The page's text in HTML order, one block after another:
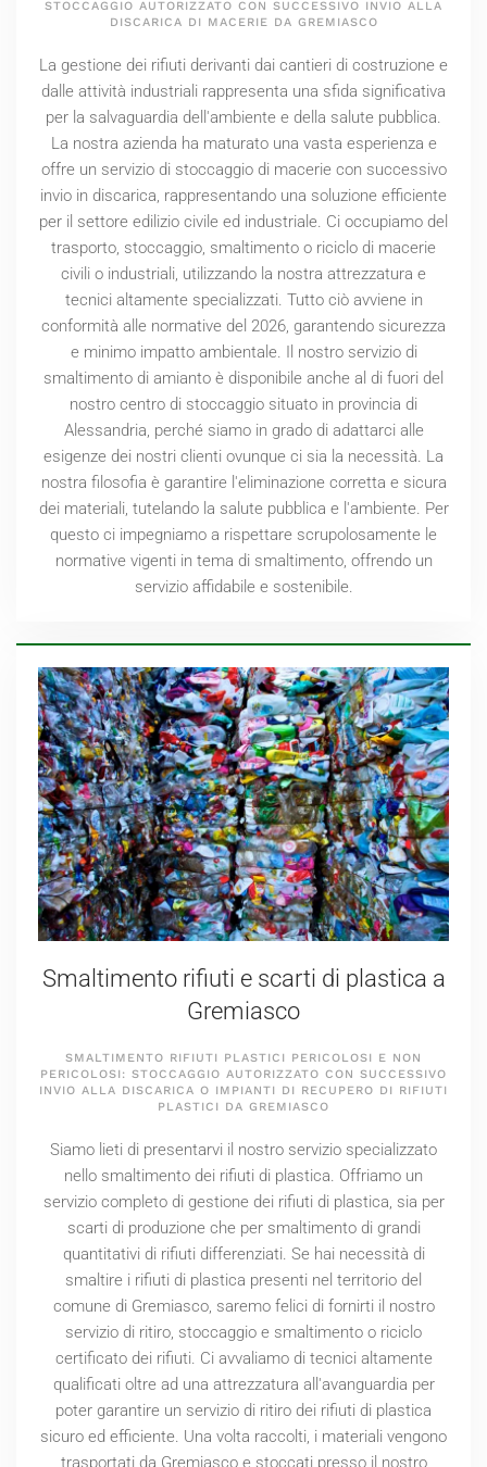
STOCCAGGIO AUTORIZZATO CON SUCCESSIVO INVIO ALLA
DISCARICA DI MACERIE DA GREMIASCO
La gestione dei rifiuti derivanti dai cantieri di costruzione e
dalle attività industriali rappresenta una sfida significativa
per la salvaguardia dell'ambiente e della salute pubblica.
La nostra azienda ha maturato una vasta esperienza e
offre un servizio di stoccaggio di macerie con successivo
invio in discarica, rappresentando una soluzione efficiente
per il settore edilizio civile ed industriale. Ci occupiamo del
trasporto, stoccaggio, smaltimento o riciclo di macerie
civili o industriali, utilizzando la nostra attrezzatura e
tecnici altamente specializzati. Tutto ciò avviene in
conformità alle normative del 2026, garantendo sicurezza
e minimo impatto ambientale. Il nostro servizio di
smaltimento di amianto è disponibile anche al di fuori del
nostro centro di stoccaggio situato in provincia di
Alessandria, perché siamo in grado di adattarci alle
esigenze dei nostri clienti ovunque ci sia la necessità. La
nostra filosofia è garantire l'eliminazione corretta e sicura
dei materiali, tutelando la salute pubblica e l'ambiente. Per
questo ci impegniamo a rispettare scrupolosamente le
normative vigenti in tema di smaltimento, offrendo un
servizio affidabile e sostenibile.
Smaltimento rifiuti e scarti di plastica a
Gremiasco
SMALTIMENTO RIFIUTI PLASTICI PERICOLOSI E NON
PERICOLOSI: STOCCAGGIO AUTORIZZATO CON SUCCESSIVO
INVIO ALLA DISCARICA O IMPIANTI DI RECUPERO DI RIFIUTI
PLASTICI DA GREMIASCO
Siamo lieti di presentarvi il nostro servizio specializzato
nello smaltimento dei rifiuti di plastica. Offriamo un
servizio completo di gestione dei rifiuti di plastica, sia per
scarti di produzione che per smaltimento di grandi
quantitativi di rifiuti differenziati. Se hai necessità di
smaltire i rifiuti di plastica presenti nel territorio del
comune di Gremiasco, saremo felici di fornirti il nostro
servizio di ritiro, stoccaggio e smaltimento o riciclo
certificato dei rifiuti. Ci avvaliamo di tecnici altamente
qualificati oltre ad una attrezzatura all'avanguardia per
poter garantire un servizio di ritiro dei rifiuti di plastica
sicuro ed efficiente. Una volta raccolti, i materiali vengono
trasportati da Gremiasco e stoccati presso il nostro